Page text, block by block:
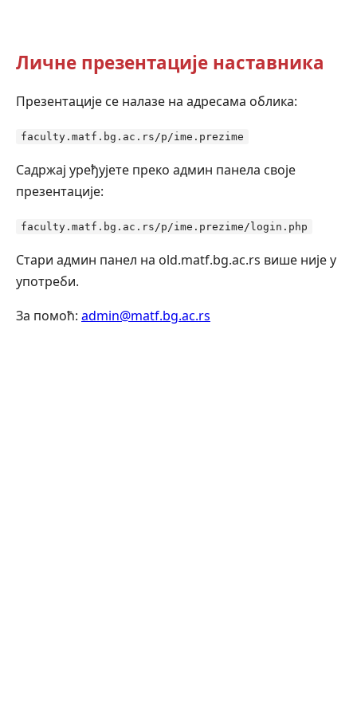
Личне презентације наставника
Презентације се налазе на адресама облика:
faculty.matf.bg.ac.rs/p/ime.prezime
Садржај уређујете преко админ панела своје
презентације:
faculty.matf.bg.ac.rs/p/ime.prezime/login.php
Стари админ панел на old.matf.bg.ac.rs више није у
употреби.
За помоћ: admin@matf.bg.ac.rs